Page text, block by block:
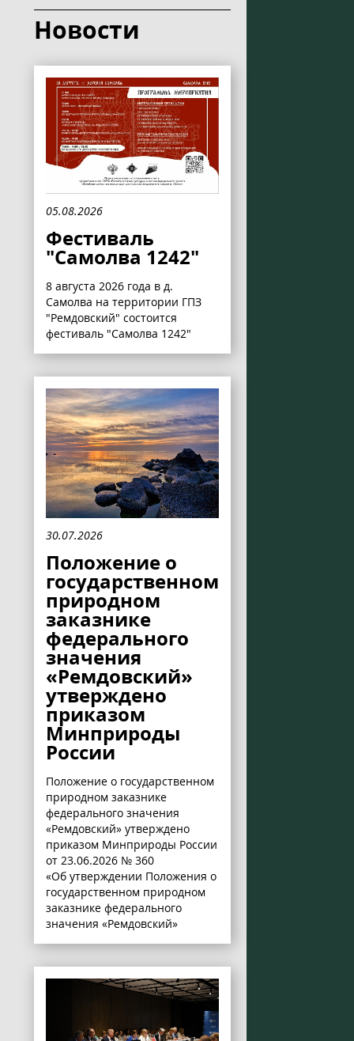
Новости
05.08.2026
Фестиваль
"Самолва 1242"
8 августа 2026 года в д.
Самолва на территории ГПЗ
"Ремдовский" состоится
фестиваль "Самолва 1242"
30.07.2026
Положение о
государственном
природном
заказнике
федерального
значения
«Ремдовский»
утверждено
приказом
Минприроды
России
Положение о государственном
природном заказнике
федерального значения
«Ремдовский» утверждено
приказом Минприроды России
от 23.06.2026 № 360
«Об утверждении Положения о
государственном природном
заказнике федерального
значения «Ремдовский»